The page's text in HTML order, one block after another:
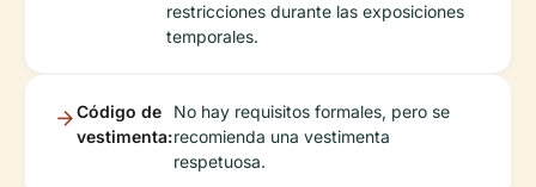
restricciones durante las exposiciones
temporales.
Código de
vestimenta:
No hay requisitos formales, pero se
recomienda una vestimenta
respetuosa.